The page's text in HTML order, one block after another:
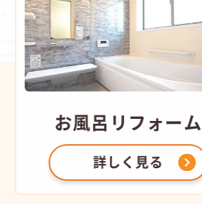
お風呂 リフォーム
詳しく見る